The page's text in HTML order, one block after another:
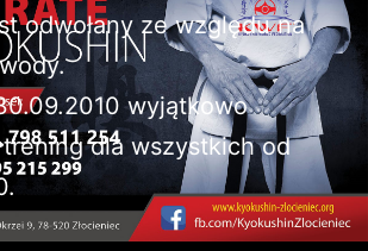
odwołany ze względu na
wyjątkowo
dla wszystkich od